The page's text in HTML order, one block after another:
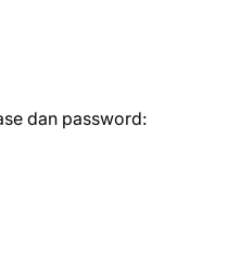
dan password: